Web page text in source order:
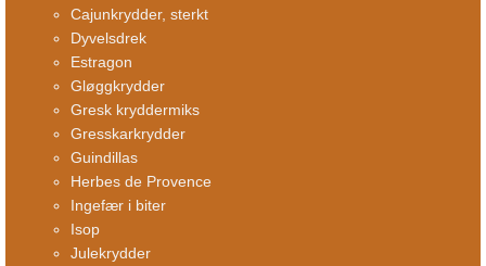
Cajunkrydder, sterkt
Dyvelsdrek
Estragon
Gløggkrydder
Gresk kryddermiks
Gresskarkrydder
Guindillas
Herbes de Provence
Ingefær i biter
Isop
Julekrydder